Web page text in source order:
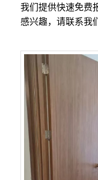
我们提供快速免费
感兴趣，请联系我